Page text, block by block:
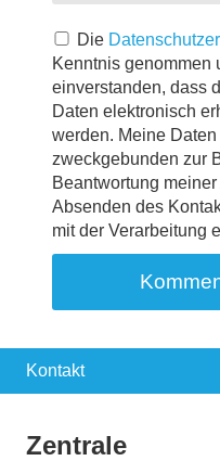
Die
Kenntnis genommen
einverstanden, dass
Daten elektronisch
werden. Meine
zweckgebunden zur
Beantwortung
Absenden des
mit der Verarbeitung
Kontakt
Zentrale